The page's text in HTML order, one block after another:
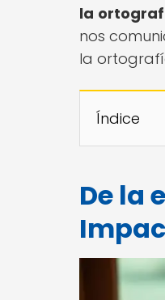
la
nos
la
Índice
De la